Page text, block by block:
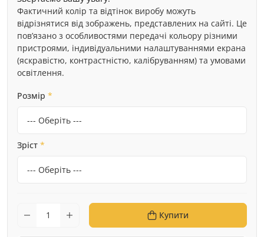
Фактичний колір та відтінок виробу можуть
відрізнятися від зображень, представлених на сайті. Це
пов’язано з особливостями передачі кольору різними
пристроями, індивідуальними налаштуваннями екрана
(яскравістю, контрастністю, калібруванням) та умовами
освітлення.
Розмір *
Зріст *
Купити